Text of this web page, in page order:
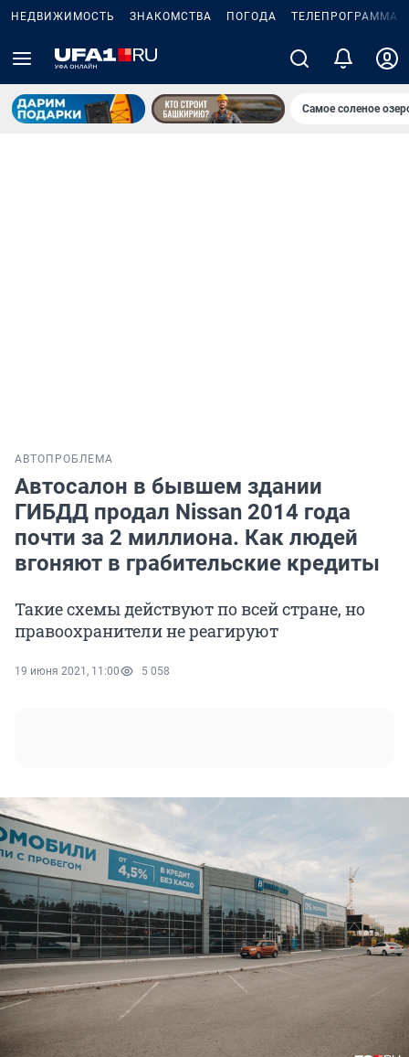
НЕДВИЖИМОСТЬ ЗНАКОМСТВА ПОГОДА ТЕЛЕПРОГРАММА
Самое соленое
АВТО ПРОБЛЕМА
Автосалон в бывшем здании
ГИБДД продал Nissan 2014 года
почти за 2 миллиона. Как людей
вгоняют в грабительские кредиты
Такие схемы действуют по всей стране, но
правоохранители не реагируют
19 июня 2021, 11:00 5 058